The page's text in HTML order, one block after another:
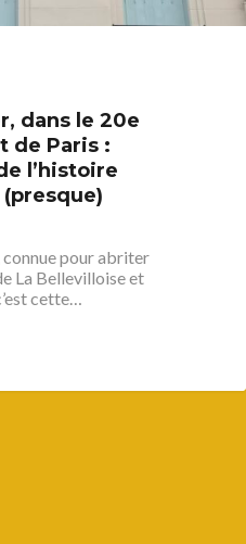
dans le 20e
de Paris :
l’histoire
connue pour abriter
La Bellevilloise et
cette…